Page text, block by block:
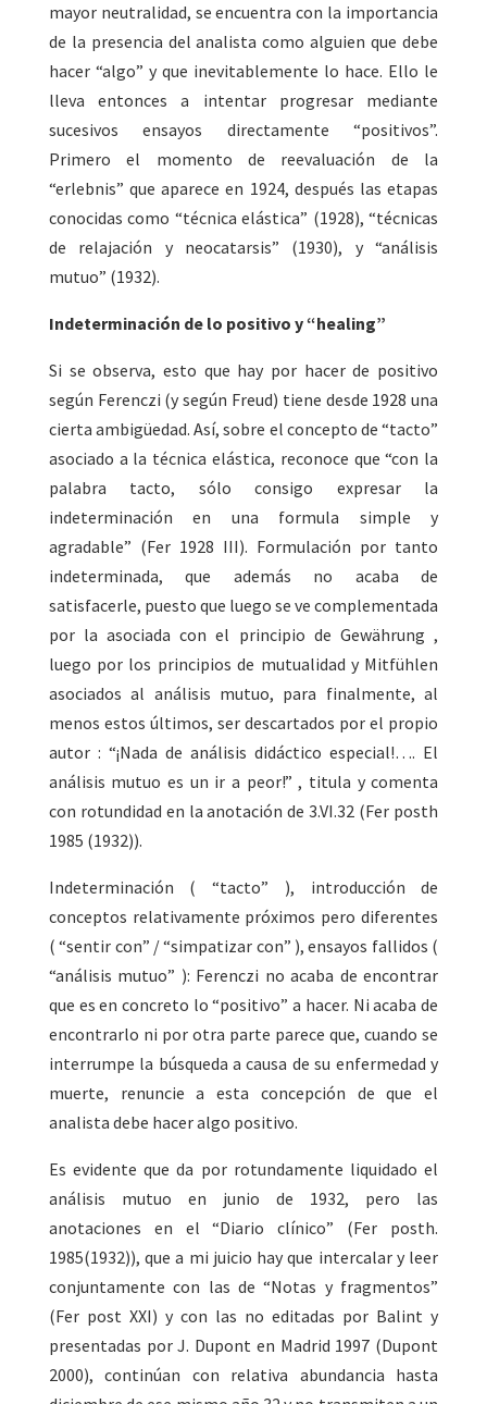
mayor neutralidad, se encuentra con la importancia
de la presencia del analista como alguien que debe
hacer “algo” y que inevitablemente lo hace. Ello le
lleva entonces a intentar progresar mediante
sucesivos ensayos directamente “positivos”.
Primero el momento de reevaluación de la
“erlebnis” que aparece en 1924, después las etapas
conocidas como “técnica elástica” (1928), “técnicas
de relajación y neocatarsis” (1930), y “análisis
mutuo” (1932).
Indeterminación de lo positivo y “healing”
Si se observa, esto que hay por hacer de positivo
según Ferenczi (y según Freud) tiene desde 1928 una
cierta ambigüedad. Así, sobre el concepto de “tacto”
asociado a la técnica elástica, reconoce que “con la
palabra tacto, sólo consigo expresar la
indeterminación en una formula simple y
agradable” (Fer 1928 III). Formulación por tanto
indeterminada, que además no acaba de
satisfacerle, puesto que luego se ve complementada
por la asociada con el principio de Gewährung ,
luego por los principios de mutualidad y Mitfühlen
asociados al análisis mutuo, para finalmente, al
menos estos últimos, ser descartados por el propio
autor : “¡Nada de análisis didáctico especial!…. El
análisis mutuo es un ir a peor!” , titula y comenta
con rotundidad en la anotación de 3.VI.32 (Fer posth
1985 (1932)).
Indeterminación ( “tacto” ), introducción de
conceptos relativamente próximos pero diferentes
( “sentir con” / “simpatizar con” ), ensayos fallidos (
“análisis mutuo” ): Ferenczi no acaba de encontrar
que es en concreto lo “positivo” a hacer. Ni acaba de
encontrarlo ni por otra parte parece que, cuando se
interrumpe la búsqueda a causa de su enfermedad y
muerte, renuncie a esta concepción de que el
analista debe hacer algo positivo.
Es evidente que da por rotundamente liquidado el
análisis mutuo en junio de 1932, pero las
anotaciones en el “Diario clínico” (Fer posth.
1985(1932)), que a mi juicio hay que intercalar y leer
conjuntamente con las de “Notas y fragmentos”
(Fer post XXI) y con las no editadas por Balint y
presentadas por J. Dupont en Madrid 1997 (Dupont
2000), continúan con relativa abundancia hasta